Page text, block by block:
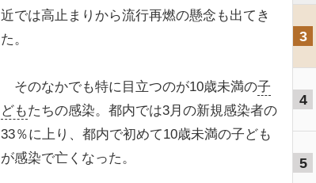
近では高止まりから流行再燃の懸念も出てき
た。
そのなかでも特に目立つのが10歳未満の子
どもたちの感染。都内では3月の新規感染者の
33％に上り、都内で初めて10歳未満の子ども
が感染で亡くなった。
3
4
5